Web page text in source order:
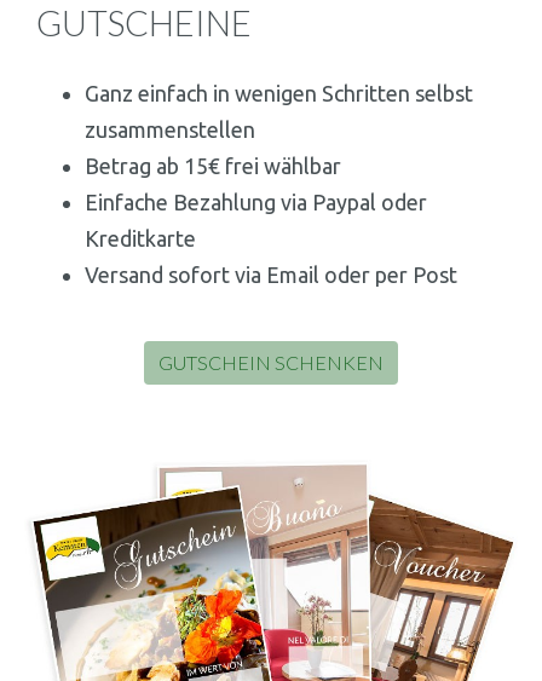
GUTSCHEINE
Ganz einfach in wenigen Schritten selbst
zusammenstellen
Betrag ab 15€ frei wählbar
Einfache Bezahlung via Paypal oder
Kreditkarte
Versand sofort via Email oder per Post
GUTSCHEIN SCHENKEN